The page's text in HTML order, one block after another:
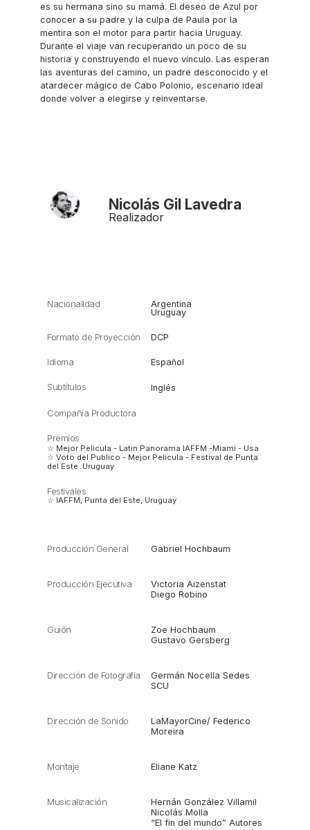
es su hermana sino su mamá. El deseo de Azul por
conocer a su padre y la culpa de Paula por la
mentira son el motor para partir hacia Uruguay.
Durante el viaje van recuperando un poco de su
historia y construyendo el nuevo vínculo. Las esperan
las aventuras del camino, un padre desconocido y el
atardecer mágico de Cabo Polonio, escenario ideal
donde volver a elegirse y reinventarse.
Nicolás Gil Lavedra
Realizador
Nacionalidad
Argentina
Uruguay
Formato de Proyección DCP
Idioma Español
Subtítulos Inglés
Compañía Productora
Premios
☆ Mejor Pelicula - Latin Panorama IAFFM -Miami - Usa
☆ Voto del Publico - Mejor Pelicula - Festival de Punta
del Este .Uruguay
Festivales
☆ IAFFM, Punta del Este, Uruguay
Producción General Gabriel Hochbaum
Producción Ejecutiva
Victoria Aizenstat
Diego Robino
Guión
Zoe Hochbaum
Gustavo Gersberg
Dirección de Fotografía
Germán Nocella Sedes
SCU
Dirección de Sonido
LaMayorCine/ Federico
Moreira
Montaje Eliane Katz
Musicalización
Hernán González Villamil
Nicolás Molla
“El fin del mundo” Autores